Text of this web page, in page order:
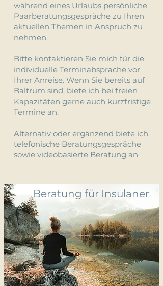
während eines Urlaubs persönliche
Paarberatungsgespräche zu Ihren
aktuellen Themen in Anspruch zu
nehmen.
Bitte kontaktieren Sie mich für die
individuelle Terminabsprache vor
Ihrer Anreise. Wenn Sie bereits auf
Baltrum sind, biete ich bei freien
Kapazitäten gerne auch kurzfristige
Termine an.
Alternativ oder ergänzend biete ich
telefonische Beratungsgespräche
sowie videobasierte Beratung an
Beratung für Insulaner